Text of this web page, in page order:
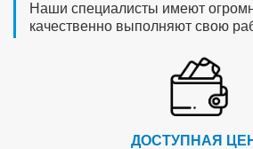
Наши специалисты имеют
качественно выполняют свою
ДОСТУПНАЯ